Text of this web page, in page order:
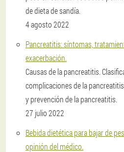
de dieta de sandía.
4 agosto 2022
Pancreatitis: síntomas,
exacerbación.
Causas de la pancreatitis.
complicaciones de la
y prevención de la pancreatitis.
27 julio 2022
Bebida dietética para bajar de
opinión del médico.